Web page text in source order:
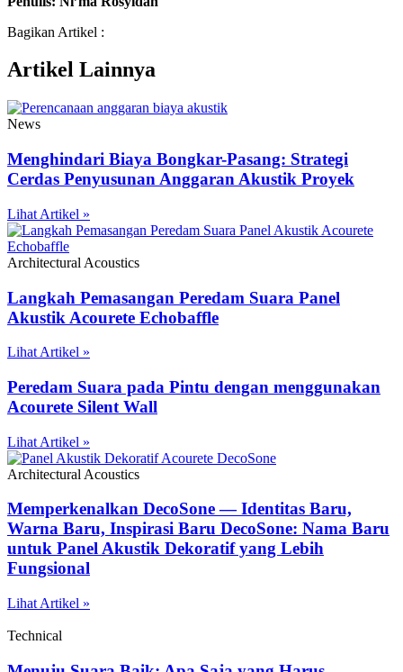
Bagikan Artikel :
Artikel Lainnya
News
Menghindari Biaya Bongkar-Pasang: Strategi
Cerdas Penyusunan Anggaran Akustik Proyek
Lihat Artikel »
Architectural Acoustics
Langkah Pemasangan Peredam Suara Panel
Akustik Acourete Echobaffle
Lihat Artikel »
Peredam Suara pada Pintu dengan menggunakan
Acourete Silent Wall
Lihat Artikel »
Architectural Acoustics
Memperkenalkan DecoSone — Identitas Baru,
Warna Baru, Inspirasi Baru DecoSone: Nama Baru
untuk Panel Akustik Dekoratif yang Lebih
Fungsional
Lihat Artikel »
Technical